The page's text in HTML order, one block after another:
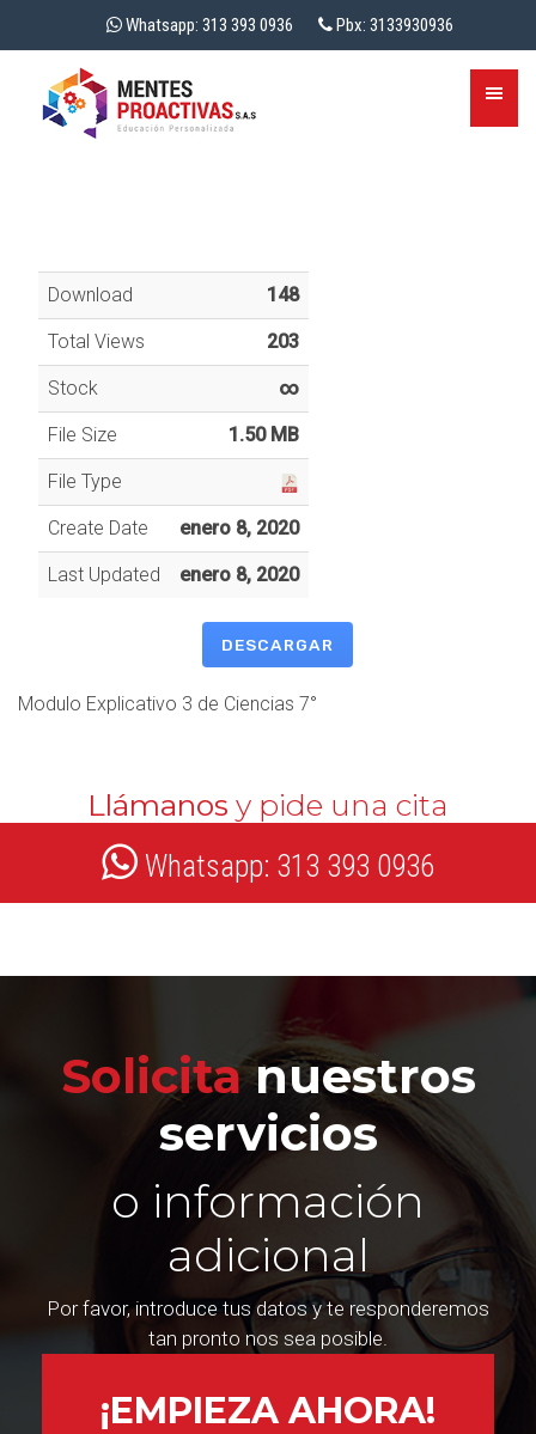
Whatsapp: 313 393 0936 Pbx: 3133930936
Download 148
Total Views 203
Stock ∞
File Size 1.50 MB
File Type
Create Date enero 8, 2020
Last Updated enero 8, 2020
DESCARGAR
Modulo Explicativo 3 de Ciencias 7°
Llámanos y pide una cita
Whatsapp: 313 393 0936
Solicitanuestros
servicios
o información
adicional
Por favor, introduce tus datos y te responderemos
tan pronto nos sea posible.
¡EMPIEZA AHORA!